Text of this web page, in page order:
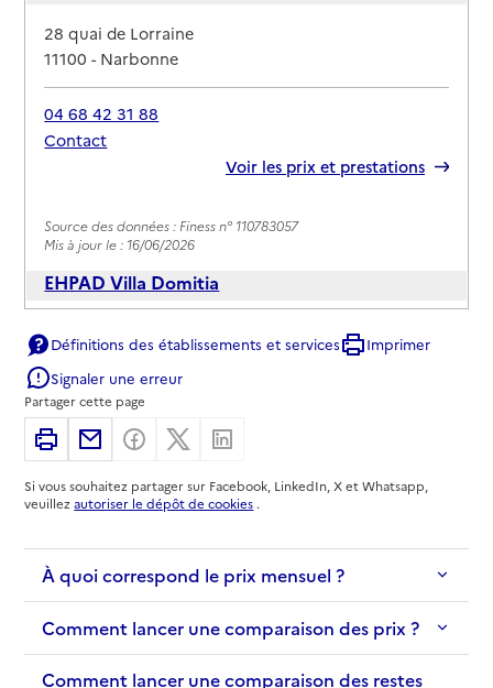
Adresse
28 quai de Lorraine
11100-Narbonne
04 68 42 31 88
Contact
Voir les prix et prestations
Source des données : Finess n° 110783057
Mis à jour le : 16/06/2026
EHPAD Villa Domitia
11100-Narbonne
04 68 27 75 90
Contact
Rapport HAS
EHPAD Korian Le Clos de l'Orchidée
Adresse
22 avenue des Constellations
11100-Narbonne
Définitions des établissements et services
Imprimer
Signaler une erreur
Partager cette page
ImprimerPartager par email
Partager sur Facebook
Partager sur X
Si vous souhaitez partager sur Facebook, LinkedIn, X et Whatsapp,
veuillezautoriser le dépôt de cookies .
À quoi correspond le prix mensuel ?
Comment lancer une comparaison des prix ?
Comment lancer une comparaison des restes